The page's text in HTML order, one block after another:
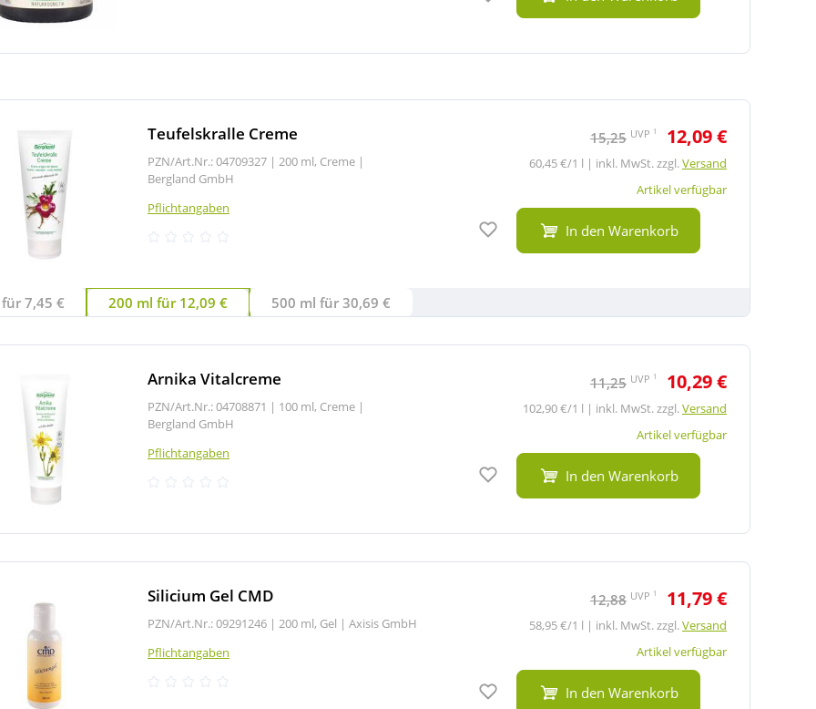
Teufelskralle Creme
PZN/Art.Nr.: 04709327 | 200 ml, Creme |
Bergland GmbH
Pflichtangaben
15,25 UVP 1 12,09 €
60,45 €/1 l | inkl. MwSt. zzgl.Versand
Artikel verfügbar
Auf den Merkzettel
In den Warenkorb
7,45 € 200 ml für 12,09 € 500 ml für 30,69 €
Arnika Vitalcreme
PZN/Art.Nr.: 04708871 | 100 ml, Creme |
Bergland GmbH
Pflichtangaben
11,25 UVP 1 10,29 €
102,90 €/1 l | inkl. MwSt. zzgl.Versand
Artikel verfügbar
Auf den Merkzettel
In den Warenkorb
Silicium Gel CMD
PZN/Art.Nr.: 09291246 | 200 ml, Gel | Axisis GmbH
Pflichtangaben
12,88 UVP 1 11,79 €
58,95 €/1 l | inkl. MwSt. zzgl.Versand
Artikel verfügbar
Auf den Merkzettel
In den Warenkorb